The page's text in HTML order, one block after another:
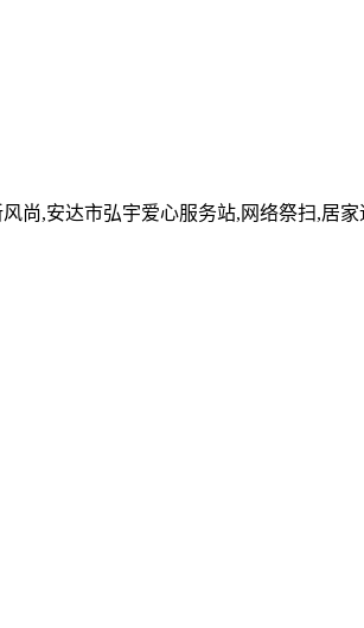
尚,安达市弘宇爱心服务站,网络祭扫,居